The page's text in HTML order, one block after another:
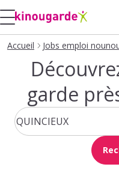
Accueil Jobs emploi
garde